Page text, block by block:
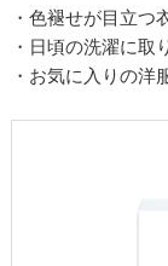
・色褪せが目立つ
・日頃の洗濯に取
・お気に入りの洋